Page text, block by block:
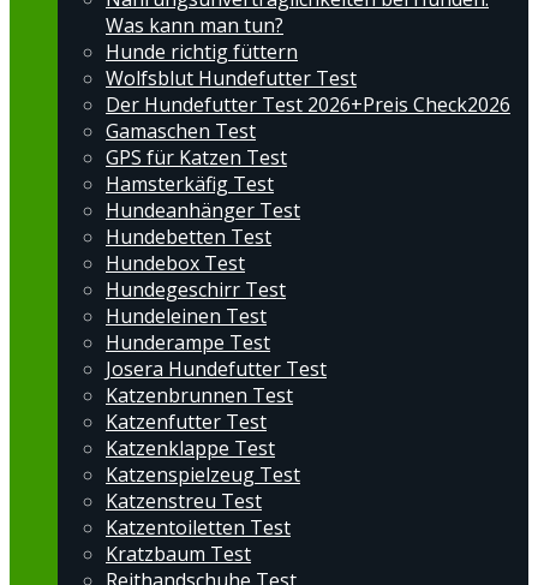
Was kann man tun?
Hunde richtig füttern
Wolfsblut Hundefutter Test
Der Hundefutter Test 2026+Preis Check2026
Gamaschen Test
GPS für Katzen Test
Hamsterkäfig Test
Hundeanhänger Test
Hundebetten Test
Hundebox Test
Hundegeschirr Test
Hundeleinen Test
Hunderampe Test
Josera Hundefutter Test
Katzenbrunnen Test
Katzenfutter Test
Katzenklappe Test
Katzenspielzeug Test
Katzenstreu Test
Katzentoiletten Test
Kratzbaum Test